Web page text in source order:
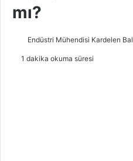
mı?
Endüstri Mühendisi Kardelen Bal
1 dakika okuma süresi